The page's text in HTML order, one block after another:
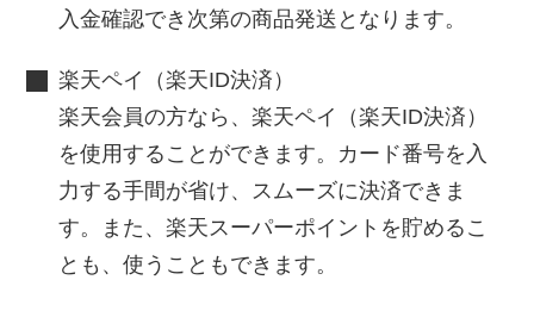
入金確認でき次第の商品発送となります。
楽天ペイ（楽天ID決済）
楽天会員の方なら、楽天ペイ（楽天ID決済）
を使用することができます。カード番号を入
力する手間が省け、スムーズに決済できま
す。また、楽天スーパーポイントを貯めるこ
とも、使うこともできます。